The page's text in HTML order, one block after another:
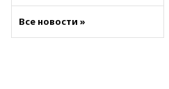
историка Артема Кирпиченка
арестовали в Израиле
Все новости »